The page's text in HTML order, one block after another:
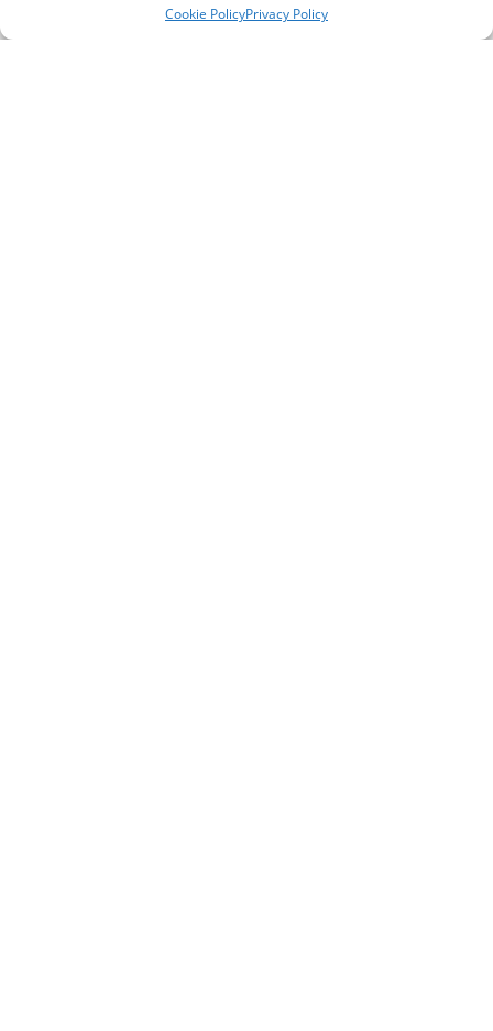
Cookie PolicyPrivacy Policy
όσους δεν συμμορφώθηκαν για τις επικίνδυνες
Accept
Read More